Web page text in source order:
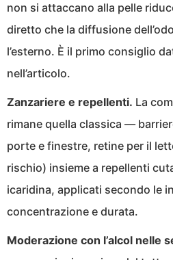
non si attaccano alla pelle
diretto che la diffusione
l’esterno. È il primo consiglio
nell’articolo.
Zanzariere e repellenti. La
rimane quella classica —
porte e finestre, retine per il
rischio) insieme a repellenti
icaridina, applicati secondo le
concentrazione e durata.
Moderazione con l’alcol nelle